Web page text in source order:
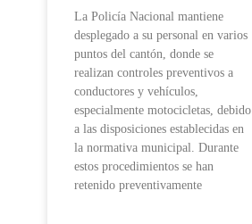
La Policía Nacional mantiene
desplegado a su personal en varios
puntos del cantón, donde se
realizan controles preventivos a
conductores y vehículos,
especialmente motocicletas, debido
a las disposiciones establecidas en
la normativa municipal. Durante
estos procedimientos se han
retenido preventivamente